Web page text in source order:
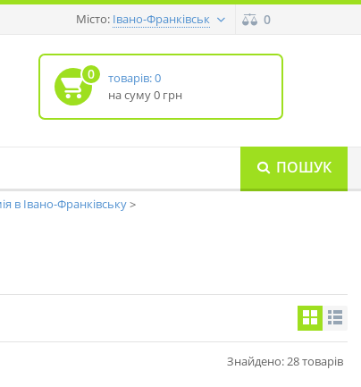
Місто: Івано-Франківськ 0
0
товарів: 0
на суму 0 грн
ПОШУК
в Івано-Франківську
Знайдено: 28 товарів